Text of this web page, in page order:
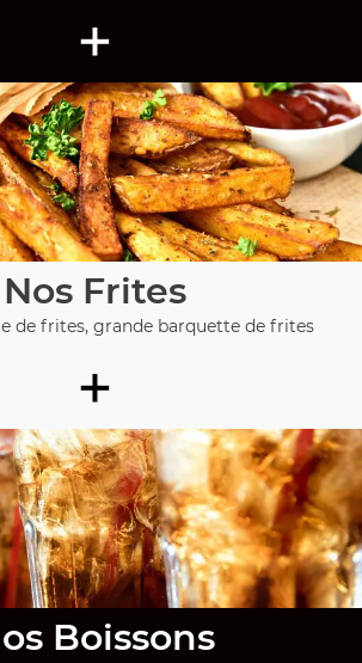
+
Nos Frites
de frites, grande barquette de frites
+
Boissons